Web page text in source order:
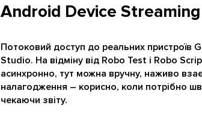
Android Device Streaming
Потоковий доступ до реальних пристроїв
Studio. На відміну від Robo Test і Robo
асинхронно, тут можна вручну, наживо
налагодження – корисно, коли потрібно
чекаючи звіту.